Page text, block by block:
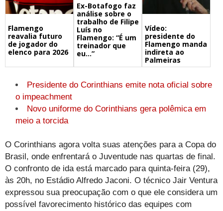
Flamengo
reavalia futuro
de jogador do
elenco para 2026
Ex-Botafogo faz
análise sobre o
trabalho de Filipe
Luís no
Flamengo: “É um
treinador que
eu…”
Vídeo:
presidente do
Flamengo manda
indireta ao
Palmeiras
Presidente do Corinthians emite nota oficial sobre
o impeachment
Novo uniforme do Corinthians gera polêmica em
meio a torcida
O Corinthians agora volta suas atenções para a Copa do
Brasil, onde enfrentará o Juventude nas quartas de final.
O confronto de ida está marcado para quinta-feira (29),
às 20h, no Estádio Alfredo Jaconi. O técnico Jair Ventura
expressou sua preocupação com o que ele considera um
possível favorecimento histórico das equipes com